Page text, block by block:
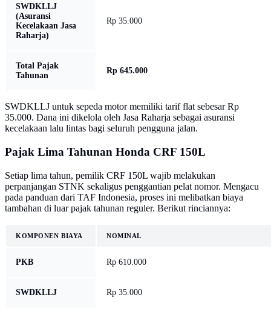
SWDKLLJ
(Asuransi
Kecelakaan Jasa
Raharja)
Rp 35.000
Total Pajak
Tahunan
Rp 645.000
SWDKLLJ untuk sepeda motor memiliki tarif flat sebesar Rp
35.000. Dana ini dikelola oleh Jasa Raharja sebagai asuransi
kecelakaan lalu lintas bagi seluruh pengguna jalan.
Pajak Lima Tahunan Honda CRF 150L
Setiap lima tahun, pemilik CRF 150L wajib melakukan
perpanjangan STNK sekaligus penggantian pelat nomor. Mengacu
pada panduan dari TAF Indonesia, proses ini melibatkan biaya
tambahan di luar pajak tahunan reguler. Berikut rinciannya:
KOMPONEN BIAYA NOMINAL
PKB Rp 610.000
SWDKLLJ Rp 35.000